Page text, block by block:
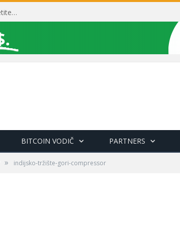
Toni Milun postao “milijarder”! Vrhunska predavanja i 1700 posjetitelja obilježili su mjesec financijske pismenosti
BITCOIN VODIČ PARTNERS
» indijsko-tržište-gori-compressor